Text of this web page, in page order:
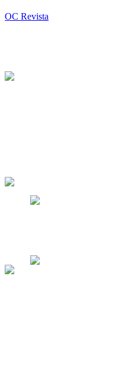
OC Revista